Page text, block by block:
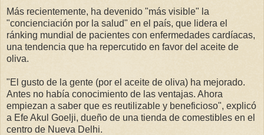
Más recientemente, ha devenido "más visible" la
"concienciación por la salud" en el país, que lidera el
ránking mundial de pacientes con enfermedades cardíacas,
una tendencia que ha repercutido en favor del aceite de
oliva.
"El gusto de la gente (por el aceite de oliva) ha mejorado.
Antes no había conocimiento de las ventajas. Ahora
empiezan a saber que es reutilizable y beneficioso", explicó
a Efe Akul Goelji, dueño de una tienda de comestibles en el
centro de Nueva Delhi.